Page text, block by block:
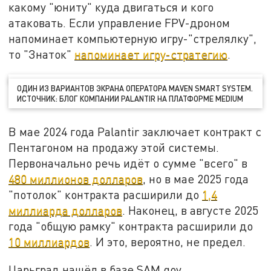
какому "юниту" куда двигаться и кого
атаковать. Если управление FPV-дроном
напоминает компьютерную игру-"стрелялку",
то "Знаток" напоминает игру-стратегию.
ОДИН ИЗ ВАРИАНТОВ ЭКРАНА ОПЕРАТОРА MAVEN SMART SYSTEM.
ИСТОЧНИК: БЛОГ КОМПАНИИ PALANTIR НА ПЛАТФОРМЕ MEDIUM
В мае 2024 года Palantir заключает контракт с
Пентагоном на продажу этой системы.
Первоначально речь идёт о сумме "всего" в
480 миллионов долларов, но в мае 2025 года
"потолок" контракта расширили до 1,4
миллиарда долларов. Наконец, в августе 2025
года "общую рамку" контракта расширили до
10 миллиардов. И это, вероятно, не предел.